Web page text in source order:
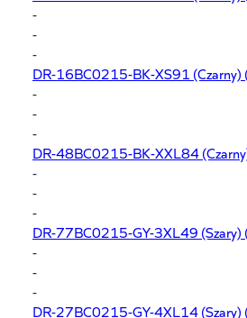
-
-
-
DR-16BC0215-BK-XS91 (Czarny)
-
-
-
DR-48BC0215-BK-XXL84
-
-
-
DR-77BC0215-GY-3XL49
-
-
-
DR-27BC0215-GY-4XL14